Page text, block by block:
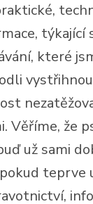
týkající
které
Věříme, že
už sami
teprve